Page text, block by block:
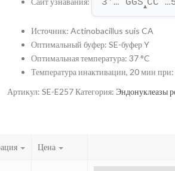
–
22
680,00 ₽
▲
Источник:Actinobacillus suis CA
Оптимальный буфер:SE-буфер Y
Оптимальная температура:37 °C
Температура инактивации, 20 мин при
Артикул:SE-E257Категория:Эндонуклеазы
Цена